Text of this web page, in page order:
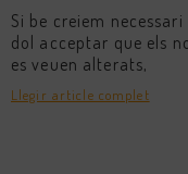
Si be creiem
dol acceptar que els
es veuen alterats,
Llegir article complet